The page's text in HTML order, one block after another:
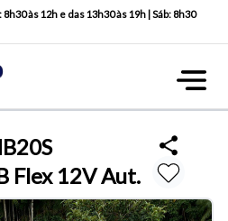
às 12h e das 13h30 às 19h | Sáb: 8h30
Flex 12V Aut.